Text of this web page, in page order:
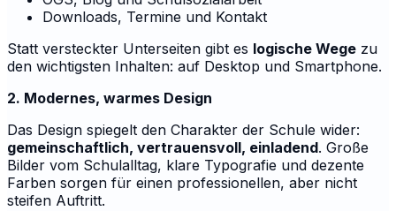
Downloads, Termine und Kontakt
Statt versteckter Unterseiten gibt es logische Wege zu
den wichtigsten Inhalten: auf Desktop und Smartphone.
2. Modernes, warmes Design
Das Design spiegelt den Charakter der Schule wider:
gemeinschaftlich, vertrauensvoll, einladend. Große
Bilder vom Schulalltag, klare Typografie und dezente
Farben sorgen für einen professionellen, aber nicht
steifen Auftritt.